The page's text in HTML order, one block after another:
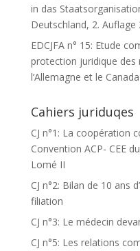
in das
Deutschland, 2. Auflage
EDCJFA n° 15: Etude
protection juridique des
l’Allemagne et le Canada
Cahiers juriduqes
CJ n°1: La coopération
Convention ACP- CEE
Lomé II
CJ n°2: Bilan de 10 ans
filiation
CJ n°3: Le médecin
CJ n°5: Les relations